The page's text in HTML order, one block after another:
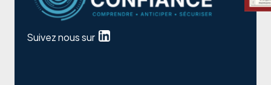
Suivez nous sur